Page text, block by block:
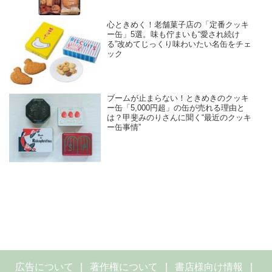
心ときめく！老舗菓子店の「定番クッキ
ー缶」5選。味も佇まいも“愛され続け
る”改めてじっくり味わいたい名缶をチェ
ック
ブームが止まらない！ときめきのクッキ
ー缶「5,000円超」の缶が売れる理由と
は？甲斐みのりさんに聞く“最近のクッキ
ー缶事情”
広告について 著作権について 書店様向け情報